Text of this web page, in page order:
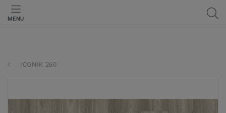
MENU
ICONIK 260